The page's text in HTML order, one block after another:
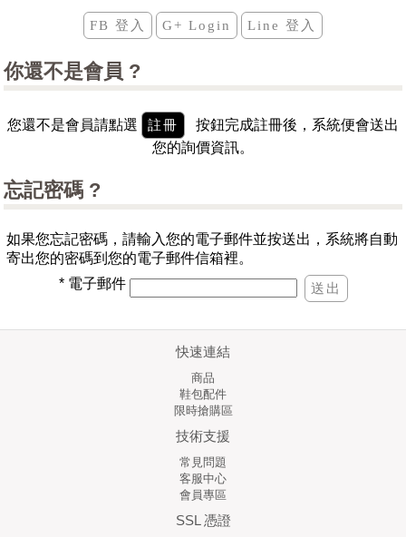
你還不是會員 ?
您還不是會員請點選
按鈕完成註冊後，系統便會送出
您的詢價資訊。
忘記密碼 ?
如果您忘記密碼，請輸入您的電子郵件並按送出，系統將自動
寄出您的密碼到您的電子郵件信箱裡。
* 電子郵件
快速連結
商品
鞋包配件
限時搶購區
技術支援
常見問題
客服中心
會員專區
SSL 憑證